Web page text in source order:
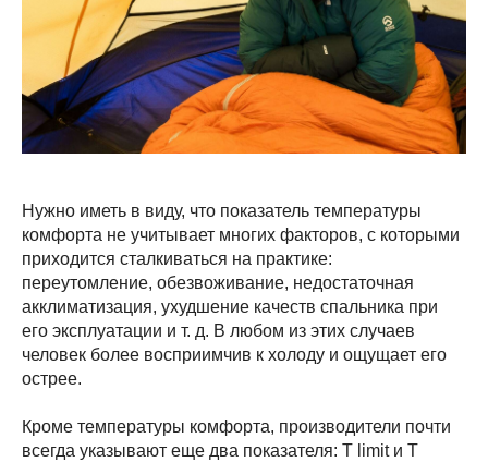
Нужно иметь в виду, что показатель температуры
комфорта не учитывает многих факторов, с которыми
приходится сталкиваться на практике:
переутомление, обезвоживание, недостаточная
акклиматизация, ухудшение качеств спальника при
его эксплуатации и т. д. В любом из этих случаев
человек более восприимчив к холоду и ощущает его
острее.
Кроме температуры комфорта, производители почти
всегда указывают еще два показателя: T limit и Т